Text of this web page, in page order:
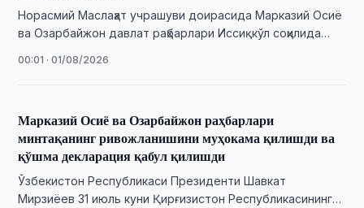
Норасмий Маслаҳат учрашуви доирасида Марказий Осиё
ва Озарбайжон давлат раҳбарлари Иссиқкўл соҳилида
очилиш маросимида …
00:01 · 01/08/2026
Марказий Осиё ва Озарбайжон раҳбарлари
минтақанинг ривожланишини муҳокама қилишди ва
қўшма декларация қабул қилишди
Ўзбекистон Республикаси Президенти Шавкат
Мирзиёев 31 июль куни Қирғизистон Республикасининг